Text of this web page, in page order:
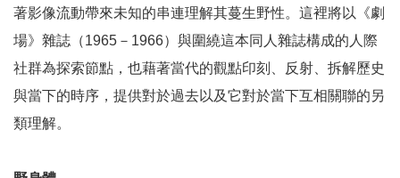
安
全
宣
告
隱
權
著影像流動帶來未知的串連理解其蔓生野性。這裡將以《劇
場》雜誌（1965 － 1966）與圍繞這本同人雜誌構成的人際
社群為探索節點，也藉著當代的觀點印刻、反射、拆解歷史
與當下的時序，提供對於過去以及它對於當下互相關聯的另
類理解。